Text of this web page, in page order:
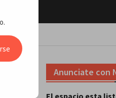
de RD
Anunciate con
El espacio esta